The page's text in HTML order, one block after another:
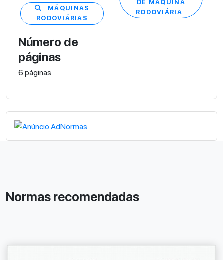
MÁQUINAS
RODOVIÁRIAS
Número de
páginas
6 páginas
DE MÁQUINA
RODOVIÁRIA
Normas recomendadas